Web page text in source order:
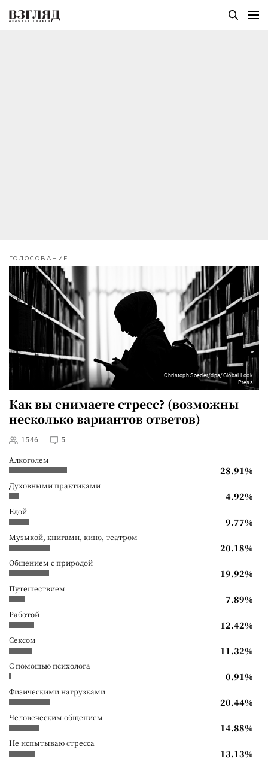
ГОЛОСОВАНИЕ
Christoph Soeder/dpa/Global Look
Press
Как вы снимаете стресс? (возможны
несколько вариантов ответов)
1546 5
Алкоголем
28.91%
Духовными практиками
4.92%
Едой
9.77%
Музыкой, книгами, кино, театром
20.18%
Общением с природой
19.92%
Путешествием
7.89%
Работой
12.42%
Сексом
11.32%
С помощью психолога
0.91%
Физическими нагрузками
20.44%
Человеческим общением
14.88%
Не испытываю стресса
13.13%